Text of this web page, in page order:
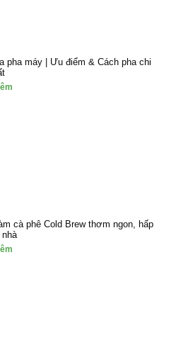
pha máy | Ưu điểm & Cách pha chi
cà phê Cold Brew thơm ngon, hấp